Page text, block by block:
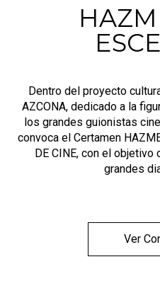
Dentro del proyecto
AZCONA, dedicado a la
los grandes guionistas
convoca el Certamen
DE CINE, con el
grandes
Ver